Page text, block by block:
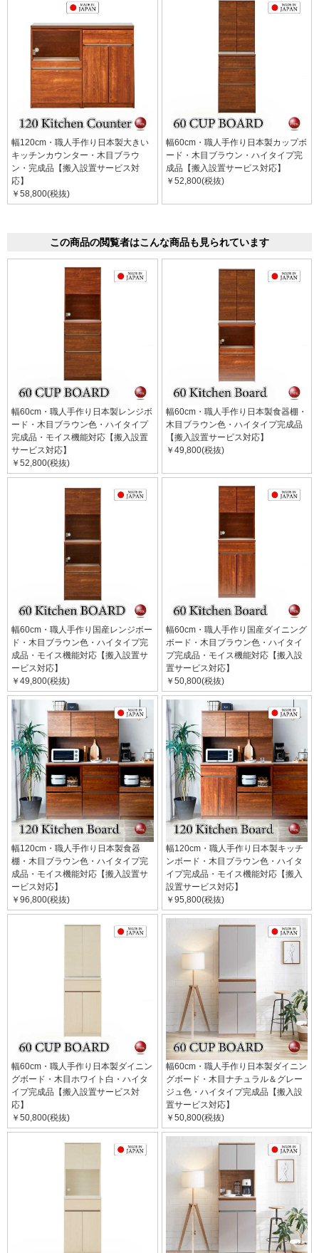
幅120cm・職人手作り日本製大きい
キッチンカウンター・木目ブラウ
ン・完成品【搬入設置サービス対
応】
￥58,800(税抜)
幅60cm・職人手作り日本製カップボ
ード・木目ブラウン・ハイタイプ完
成品【搬入設置サービス対応】
￥52,800(税抜)
この商品の閲覧者はこんな商品も見られています
幅60cm・職人手作り日本製レンジボ
ード・木目ブラウン色・ハイタイプ
完成品・モイス機能対応【搬入設置
サービス対応】
￥52,800(税抜)
幅60cm・職人手作り日本製食器棚・
木目ブラウン色・ハイタイプ完成品
【搬入設置サービス対応】
￥49,800(税抜)
幅60cm・職人手作り国産レンジボー
ド・木目ブラウン色・ハイタイプ完
成品・モイス機能対応【搬入設置サ
ービス対応】
￥49,800(税抜)
幅60cm・職人手作り国産ダイニング
ボード・木目ブラウン色・ハイタイ
プ完成品・モイス機能対応【搬入設
置サービス対応】
￥50,800(税抜)
幅120cm・職人手作り日本製食器
棚・木目ブラウン色・ハイタイプ完
成品・モイス機能対応【搬入設置サ
ービス対応】
￥96,800(税抜)
幅120cm・職人手作り日本製キッチ
ンボード・木目ブラウン色・ハイタ
イプ完成品・モイス機能対応【搬入
設置サービス対応】
￥95,800(税抜)
幅60cm・職人手作り日本製ダイニン
グボード・木目ホワイト白・ハイタ
イプ完成品【搬入設置サービス対
応】
￥50,800(税抜)
幅60cm・職人手作り日本製ダイニン
グボード・木目ナチュラル＆グレー
ジュ色・ハイタイプ完成品【搬入設
置サービス対応】
￥50,800(税抜)